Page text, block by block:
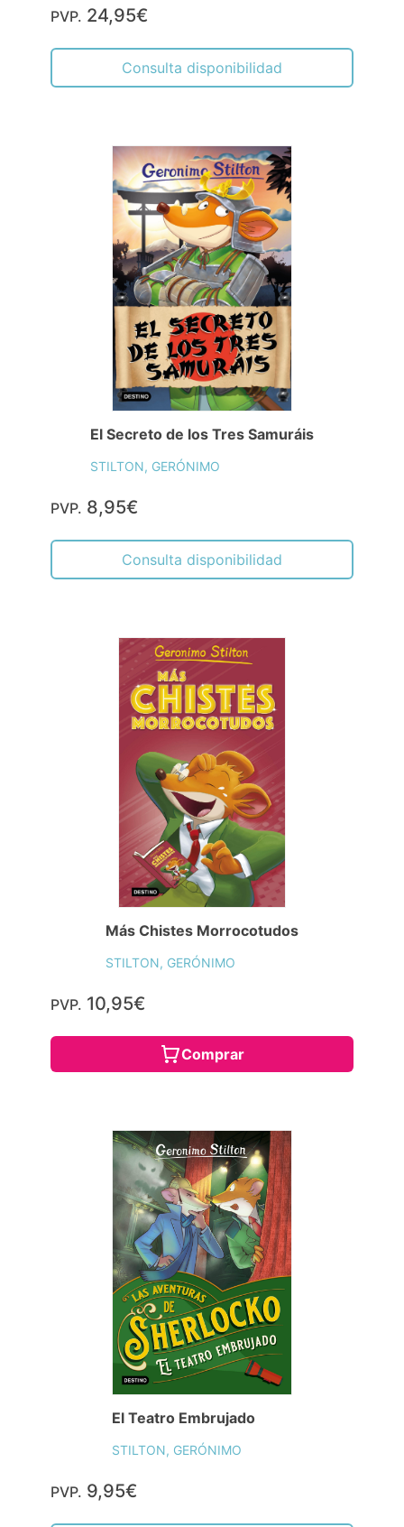
PVP. 24,95€
Consulta disponibilidad
El Secreto de los Tres Samuráis
STILTON, GERÓNIMO
PVP. 8,95€
Consulta disponibilidad
Más Chistes Morrocotudos
STILTON, GERÓNIMO
PVP. 10,95€
Comprar
El Teatro Embrujado
STILTON, GERÓNIMO
PVP. 9,95€